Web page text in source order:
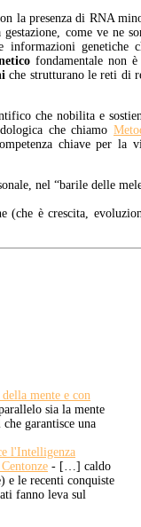
la presenza di RNA
come ve ne
informazioni genetiche
fondamentale non
che strutturano le reti di
che nobilita e
che chiamo
chiave per la
nel “barile delle
(che è crescita,
mente e con
sia la mente
garantisce una
l'Intelligenza
- […] caldo
e le recenti conquiste
fanno leva sul